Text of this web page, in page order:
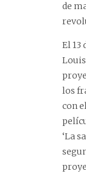
de
El 13
los
con
‘La